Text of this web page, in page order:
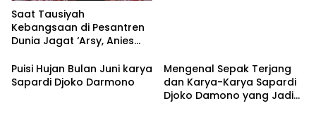
Saat Tausiyah
Kebangsaan di Pesantren
Dunia Jagat ‘Arsy, Anies
Dukungan dari Abah Aos
Puisi Hujan Bulan Juni karya
Sapardi Djoko Darmono
Mengenal Sepak Terjang
dan Karya-Karya Sapardi
Djoko Damono yang Jadi